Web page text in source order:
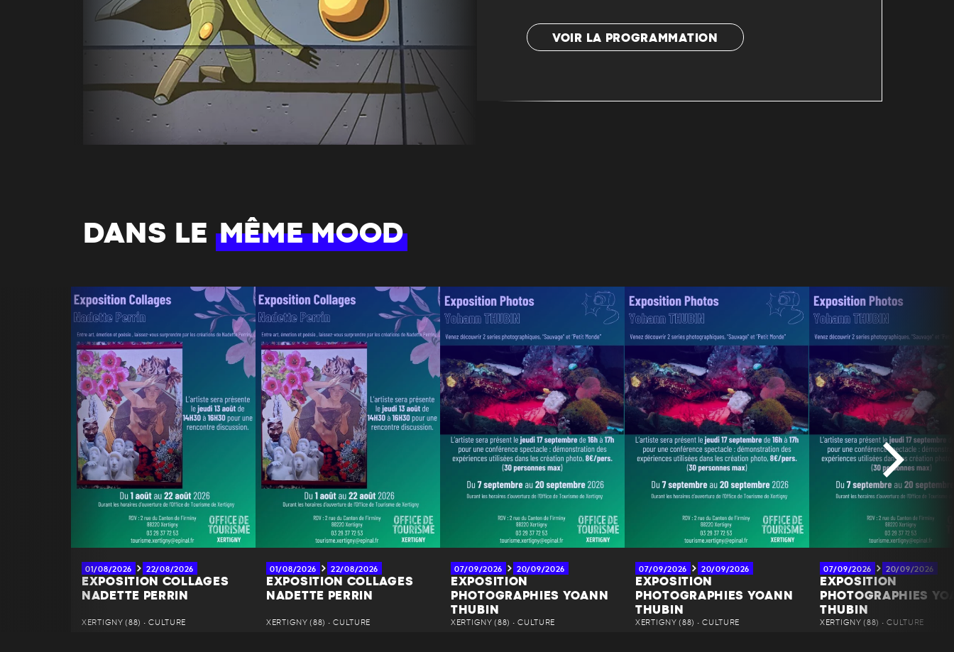
VOIR LA PROGRAMMATION
DANS LE MÊME MOOD
01/08/2026 22/08/2026
EXPOSITION COLLAGES
NADETTE PERRIN
XERTIGNY (88) • CULTURE
01/08/2026 22/08/2026
EXPOSITION COLLAGES
NADETTE PERRIN
XERTIGNY (88) • CULTURE
07/09/2026 20/09/2026
EXPOSITION
PHOTOGRAPHIES YOANN
THUBIN
XERTIGNY (88) • CULTURE
07/09/2026 20/09/2026
EXPOSITION
PHOTOGRAPHIES YOANN
THUBIN
XERTIGNY (88) • CULTURE
07/09/2026 20/09/2026
EXPOSITION
PHOTOGRAPHIES
THUBIN
XERTIGNY (88) • CULTURE